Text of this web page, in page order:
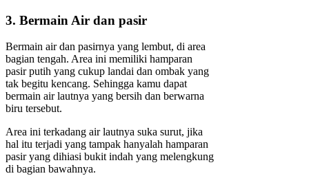
3. Bermain Air dan pasir
Bermain air dan pasirnya yang lembut, di area
bagian tengah. Area ini memiliki hamparan
pasir putih yang cukup landai dan ombak yang
tak begitu kencang. Sehingga kamu dapat
bermain air lautnya yang bersih dan berwarna
biru tersebut.
Area ini terkadang air lautnya suka surut, jika
hal itu terjadi yang tampak hanyalah hamparan
pasir yang dihiasi bukit indah yang melengkung
di bagian bawahnya.